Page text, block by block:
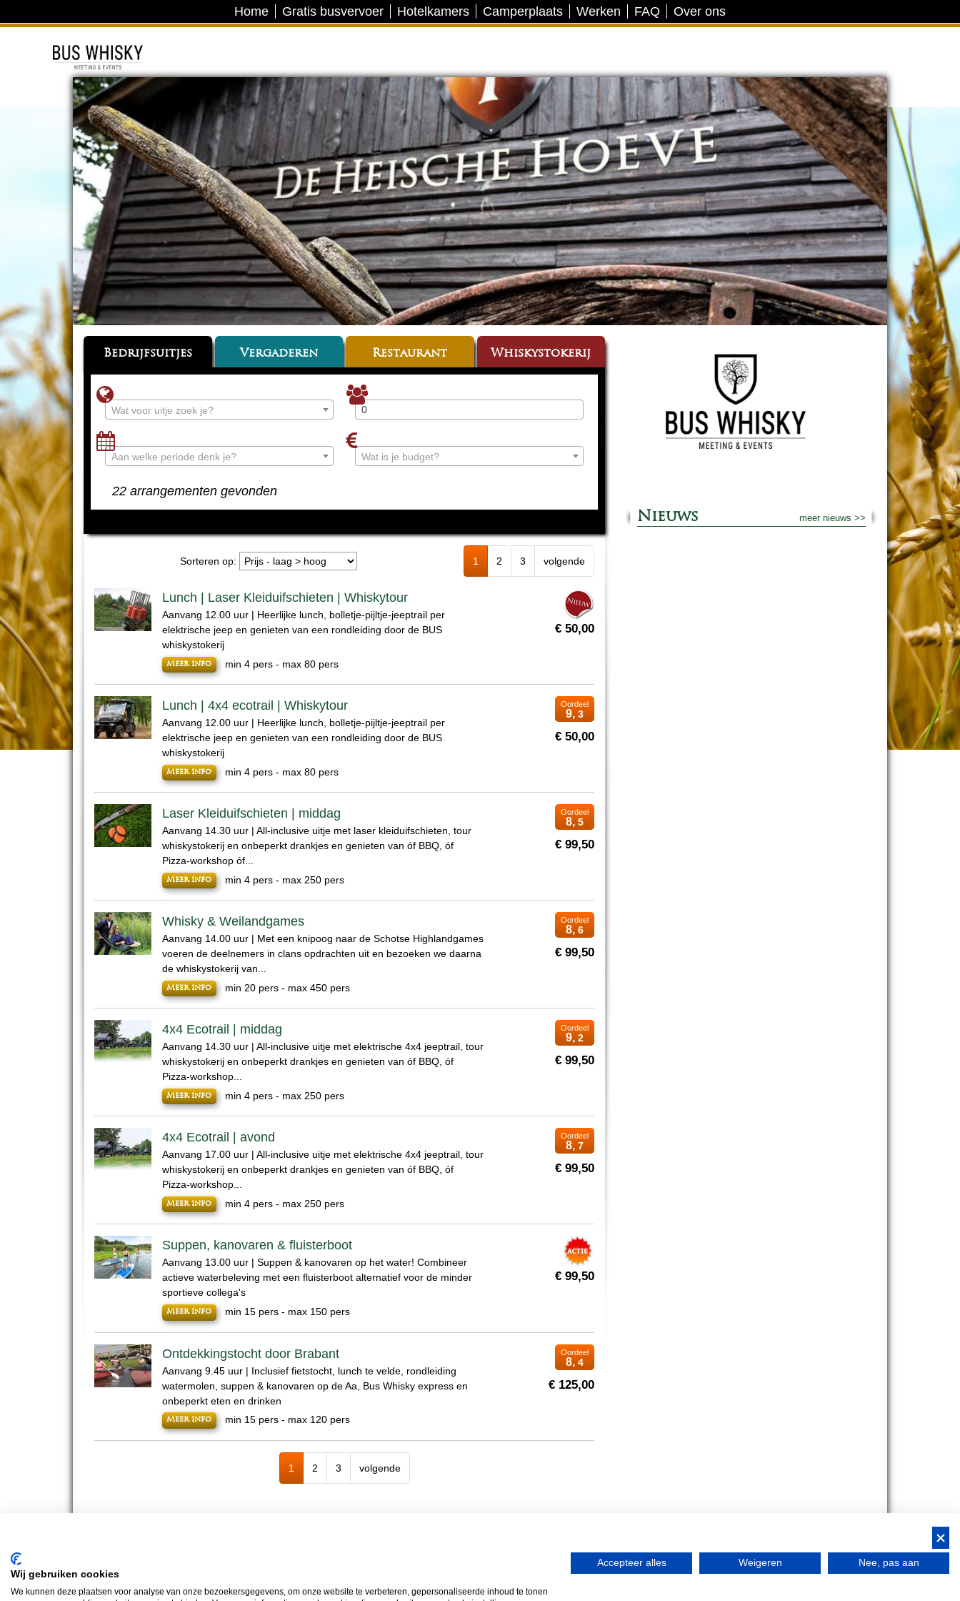
Home Gratis busvervoer Hotelkamers Camperplaats Werken FAQ Over ons
Bedrijfsuitjes Vergaderen Restaurant Whiskystokerij
Wat voor uitje zoek je?
Aan welke periode denk je? Wat is je budget?
22 arrangementen gevonden
1 2 3 volgende
Sorteren op:
Lunch | Laser Kleiduifschieten | Whiskytour
Aanvang 12.00 uur | Heerlijke lunch, bolletje-pijltje-jeeptrail per
elektrische jeep en genieten van een rondleiding door de BUS
whiskystokerij
Meer info min 4 pers - max 80 pers
€ 50,00
Lunch | 4x4 ecotrail | Whiskytour
Aanvang 12.00 uur | Heerlijke lunch, bolletje-pijltje-jeeptrail per
elektrische jeep en genieten van een rondleiding door de BUS
whiskystokerij
Meer info min 4 pers - max 80 pers
Oordeel
9, 3
€ 50,00
Laser Kleiduifschieten | middag
Aanvang 14.30 uur | All-inclusive uitje met laser kleiduifschieten, tour
whiskystokerij en onbeperkt drankjes en genieten van óf BBQ, óf
Pizza-workshop óf...
Meer info min 4 pers - max 250 pers
Oordeel
8, 5
€ 99,50
Whisky & Weilandgames
Aanvang 14.00 uur | Met een knipoog naar de Schotse Highlandgames
voeren de deelnemers in clans opdrachten uit en bezoeken we daarna
de whiskystokerij van...
Meer info min 20 pers - max 450 pers
Oordeel
8, 6
€ 99,50
4x4 Ecotrail | middag
Aanvang 14.30 uur | All-inclusive uitje met elektrische 4x4 jeeptrail, tour
whiskystokerij en onbeperkt drankjes en genieten van óf BBQ, óf
Pizza-workshop...
Meer info min 4 pers - max 250 pers
Oordeel
9, 2
€ 99,50
4x4 Ecotrail | avond
Aanvang 17.00 uur | All-inclusive uitje met elektrische 4x4 jeeptrail, tour
whiskystokerij en onbeperkt drankjes en genieten van óf BBQ, óf
Pizza-workshop...
Meer info min 4 pers - max 250 pers
Oordeel
8, 7
€ 99,50
Suppen, kanovaren & fluisterboot
Aanvang 13.00 uur | Suppen & kanovaren op het water! Combineer
actieve waterbeleving met een fluisterboot alternatief voor de minder
sportieve collega's
Meer info min 15 pers - max 150 pers
€ 99,50
Ontdekkingstocht door Brabant
Aanvang 9.45 uur | Inclusief fietstocht, lunch te velde, rondleiding
watermolen, suppen & kanovaren op de Aa, Bus Whisky express en
onbeperkt eten en drinken
Meer info min 15 pers - max 120 pers
Oordeel
8, 4
€ 125,00
1 2 3 volgende
Nieuws meer nieuws >>
Teambuilding Brabant Vergaderen in Brabant Bedrijfsfestival Bus Whisky Traveltrade Bus Whisky Meeting &…
Wij gebruiken cookies
We kunnen deze plaatsen voor analyse van onze bezoekersgegevens, om onze website te verbeteren, gepersonaliseerde inhoud te tonen
Accepteer alles Weigeren Nee, pas aan